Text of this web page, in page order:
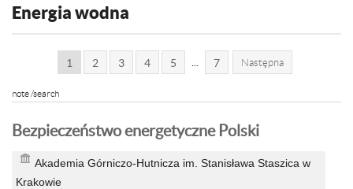
Energia wodna
1 2 3 4 5 7 Następna
note /search
Bezpieczeństwo energetyczne Polski
Akademia Górniczo-Hutnicza im. Stanisława Staszica w
Krakowie